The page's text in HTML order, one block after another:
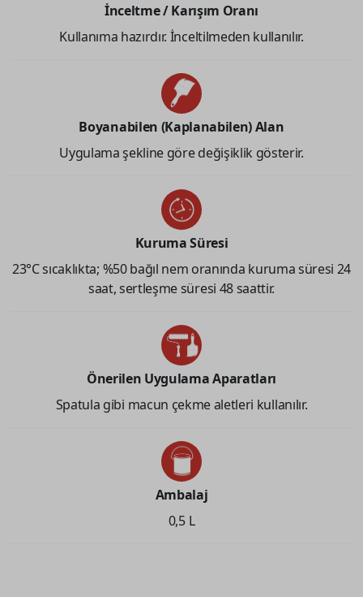
İnceltme / Karışım Oranı
Kullanıma hazırdır. İnceltilmeden kullanılır.
Boyanabilen (Kaplanabilen) Alan
Uygulama şekline göre değişiklik gösterir.
Kuruma Süresi
23°C sıcaklıkta; %50 bağıl nem oranında kuruma süresi 24
saat, sertleşme süresi 48 saattir.
Önerilen Uygulama Aparatları
Spatula gibi macun çekme aletleri kullanılır.
Ambalaj
0,5 L